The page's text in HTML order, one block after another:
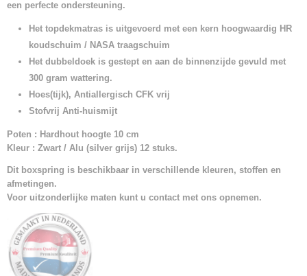
een perfecte ondersteuning.
Het topdekmatras is uitgevoerd met een kern hoogwaardig HR
koudschuim / NASA traagschuim
Het dubbeldoek is gestept en aan de binnenzijde gevuld met
300 gram wattering.
Hoes(tijk), Antiallergisch CFK vrij
Stofvrij Anti-huismijt
Poten : Hardhout hoogte 10 cm
Kleur : Zwart / Alu (silver grijs) 12 stuks.
Dit boxspring is beschikbaar in verschillende kleuren, stoffen en
afmetingen.
Voor uitzonderlijke maten kunt u contact met ons opnemen.